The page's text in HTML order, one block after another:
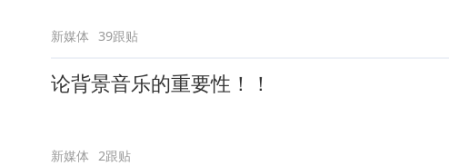
新媒体 39跟贴
论背景音乐的重要性！！
新媒体 2跟贴